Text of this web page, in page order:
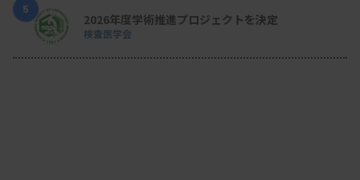
5
2026年度学術推進プロジェクトを決定
検査医学会